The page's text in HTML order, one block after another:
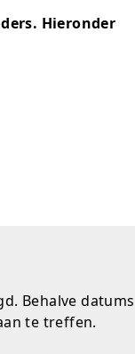
Hieronder
Behalve datums
te treffen.